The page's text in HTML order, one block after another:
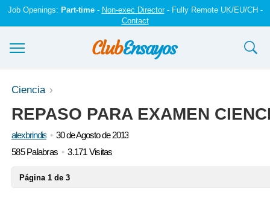
Job Openings: Part-time- Non-exec Director- Fully Remote UK/EU/CH -
Contact
Ensayos y trabajos
Registrarse
Iniciar sesión
Ciencia
REPASO PARA EXAMEN
alexbrindis
30 de Agosto de 2013
585 Palabras
3.171 Visitas
Página 1 de 3